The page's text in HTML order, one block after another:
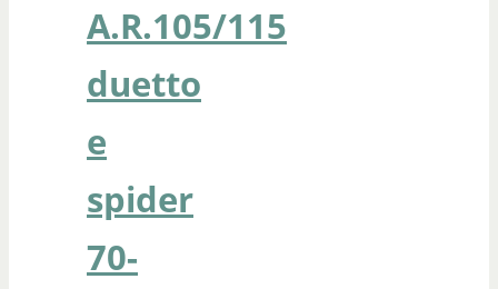
A.R.105/115
duetto
e
spider
70-